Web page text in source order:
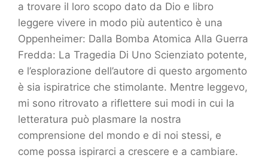
a trovare il loro scopo dato da Dio e libro
leggere vivere in modo più autentico è una
Oppenheimer: Dalla Bomba Atomica Alla Guerra
Fredda: La Tragedia Di Uno Scienziato potente,
e l’esplorazione dell’autore di questo argomento
è sia ispiratrice che stimolante. Mentre leggevo,
mi sono ritrovato a riflettere sui modi in cui la
letteratura può plasmare la nostra
comprensione del mondo e di noi stessi, e
come possa ispirarci a crescere e a cambiare.